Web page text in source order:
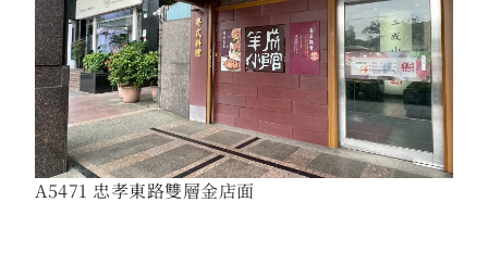
A5471 忠孝東路雙層金店面